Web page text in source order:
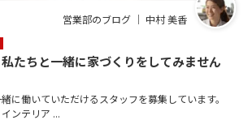
営業部のブログ ｜ 中村 美香
私たちと一緒に家づくりをしてみません
に働いていただけるスタッフを募集しています。
ンテリア ...